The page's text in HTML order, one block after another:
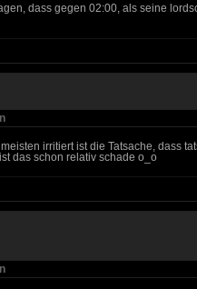
dass gegen 02:00, als seine
irritiert ist die Tatsache, dass
das schon relativ schade o_o